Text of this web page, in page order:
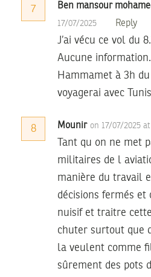
7 Ben mansour
17/07/2025 Reply
J’ai vécu ce vol du
Aucune
Hammamet à 3h
voyagerai avec
8 Mounir on 17/07/2025
Tant qu on ne met
militaires de l
manière du travail
décisions fermés
nuisif et traitre
chuter surtout que
la veulent comme
sûrement des pots